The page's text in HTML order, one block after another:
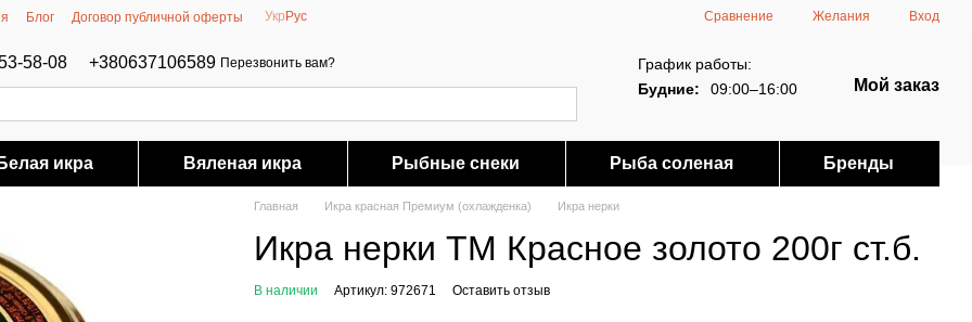
Блог Договор публичной оферты Укр Рус Сравнение Желания Вход
58-08 +380637106589 Перезвонить вам?
График работы:
Будние:
09:00–16:00 Мой заказ
Белая икра Вяленая икра Рыбные снеки Рыба соленая Бренды
Главная Икра красная Премиум (охлажденка) Икра нерки
Икра нерки ТМ Красное золото 200г ст.б.
В наличии Артикул: 972671 Оставить отзыв